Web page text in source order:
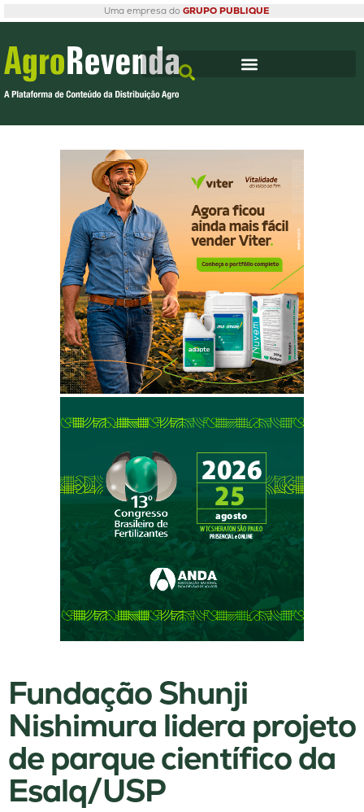
Uma empresa do GRUPO PUBLIQUE
Fundação Shunji
Nishimura lidera projeto
de parque científico da
Esalq/USP